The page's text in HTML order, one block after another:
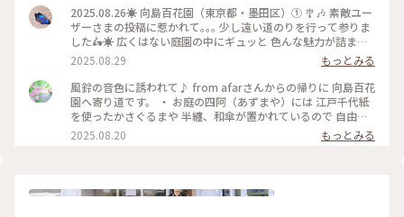
〔以下、公式HPより〕 江戸の町人文化が花開いた文化・文政
期（1804～1830年）に造られた庭園。庭を造ったのは、それ
まで骨とう商を営んでいた佐原鞠塢。交遊のあった江 戸の文
人墨客の協力を得て、旗本、多賀氏の元屋敷跡である向島の地
に、花の咲く草花鑑賞を中心とした「民営の花園」を造り、開
園しました。 開園当初は、360本のウメが主体で、当時有
名だった亀戸の清香庵字臥竜梅の梅屋敷に対して「新梅屋敷」
と呼ばれたほどです。その後、ミヤギノハギ、筑波のススキな
ど詩経や万葉集などの中国、日本の古典に詠まれている有名な
植物を集め、四季を通じて花が咲くようにしました。「百花
趣味豊かな庭として、小石川後楽園や六義園などの大名庭園と
2025.08.26☀️ 向島百花園（東京都・墨田区）① 🎐🎶 素敵ユー
ザーさまの投稿に惹かれて｡｡｡ 少し遠い道のりを行って参りま
した🛵☀️ 広くはない庭園の中にギュッと 色んな魅力が詰まっ
ている場所でした✨ #夏散歩 #向島百花園 #ゆるり夏時間 #風鈴
#かざぐるま #萩のトンネル #桔梗の蕾 〜〜〜〜〜〜〔以下、
公式HPより〕 江戸の町人文化が花開いた文化・文政期（1804
～1830年）に造られた庭園。庭を造ったのは、それまで骨と
う商を営んでいた佐原鞠塢。交遊のあった江戸の文人墨客の協
力を得て、旗本、多賀氏の元屋敷跡である向島の地に、花の咲
く草花鑑賞を中心とした「民営の花園」を造り、開園しまし
万葉集などの中国、日本の古典に詠まれている有名な植物を集
2025.08.29
もっとみる
風鈴の音色に誘われて♪ from afarさんからの帰りに 向島百花
園へ寄り道です。 ・ お庭の四阿（あずまや）には 江戸千代紙
を使ったかさぐるまや 半纏、和傘が置かれているので 自由に
手に取り写真を 撮ることができるそうです。 また園内には夏
の草花が咲き 咲き始めた萩も。 ・ たまたま寄りましたが 夏の
鈴 #かざぐるま
2025.08.20 もっとみる